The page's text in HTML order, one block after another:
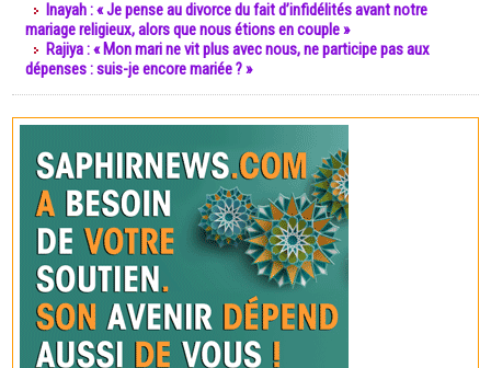
Inayah : « Je pense au divorce du fait d’infidélités avant notre
mariage religieux, alors que nous étions en couple »
Rajiya : « Mon mari ne vit plus avec nous, ne participe pas aux
dépenses : suis-je encore mariée ? »